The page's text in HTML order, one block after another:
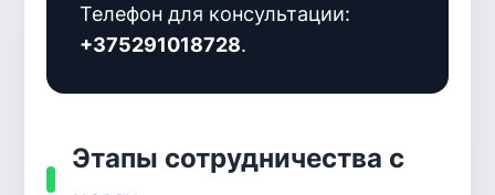
Телефон для консультации:
+375291018728.
Этапы сотрудничества с